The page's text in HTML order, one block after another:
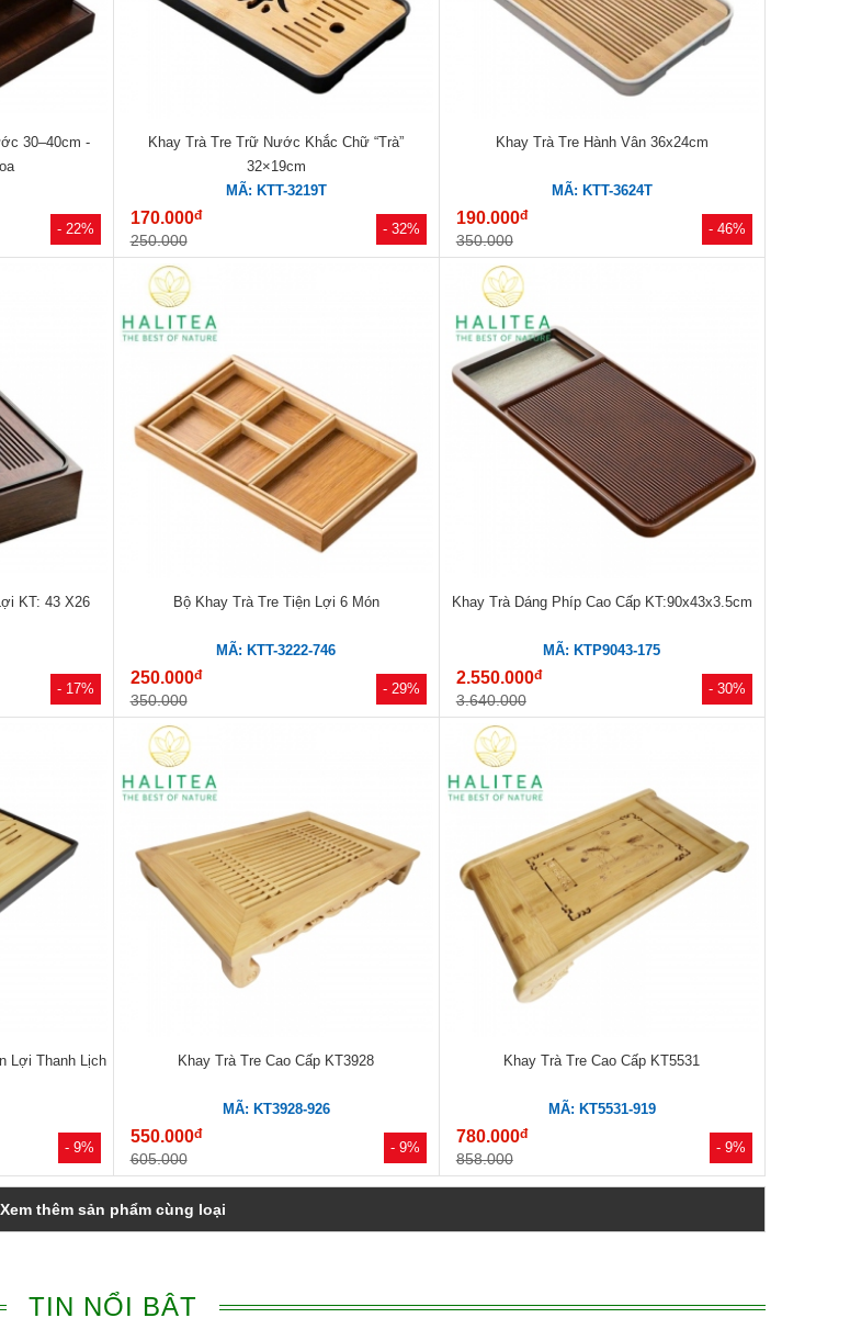
- 22%
30–40cm -
- 32%
Khay Trà Tre Trữ Nước Khắc Chữ “Trà”
32×19cm
MÃ: KTT-3219T
170.000đ
250.000
- 46%
Khay Trà Tre Hành Vân 36x24cm
MÃ: KTT-3624T
190.000đ
350.000
- 17%
KT: 43 X26
- 29%
Bộ Khay Trà Tre Tiện Lợi 6 Món
MÃ: KTT-3222-746
250.000đ
350.000
- 30%
Khay Trà Dáng Phíp Cao Cấp KT:90x43x3.5cm
MÃ: KTP9043-175
2.550.000đ
3.640.000
- 9%
Lợi Thanh Lịch
- 9%
Khay Trà Tre Cao Cấp KT3928
MÃ: KT3928-926
550.000đ
605.000
- 9%
Khay Trà Tre Cao Cấp KT5531
MÃ: KT5531-919
780.000đ
858.000
Xem thêm sản phẩm cùng loại
TIN NỔI BẬT